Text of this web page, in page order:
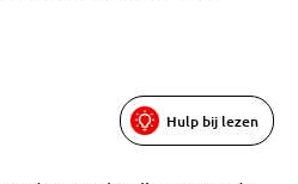
Hulp bij lezen